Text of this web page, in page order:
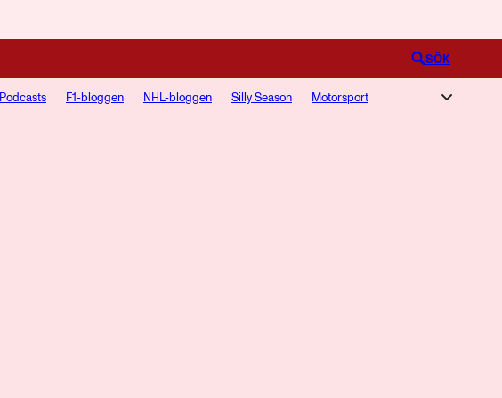
SÖK
Podcasts F1-bloggen NHL-bloggen Silly Season Motorsport